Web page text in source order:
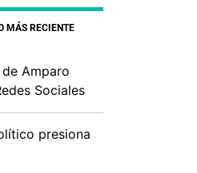
MÁS RECIENTE
Amparo
Sociales
presiona